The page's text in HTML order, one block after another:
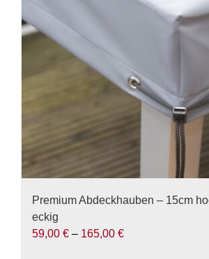
Premium Abdeckhauben – 15cm
eckig
59,00 € – 165,00 €